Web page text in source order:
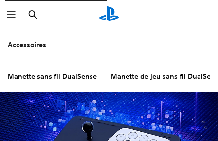
Rechercher
Accessoires
Manette sans fil DualSense Manette de jeu sans fil
Cliquez sur les icônes